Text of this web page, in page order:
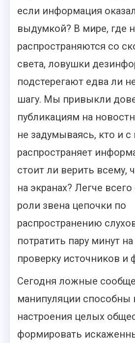
если информация
выдумкой? В мире, где
распространяются со
света, ловушки
подстерегают едва ли
шагу. Мы привыкли
публикациям на
не задумываясь, кто и
распространяет
стоит ли верить всему,
на экранах? Легче
роли звена цепочки по
распространению
потратить пару минут
проверку источников и
Сегодня ложные
манипуляции способны
настроения целых
формировать